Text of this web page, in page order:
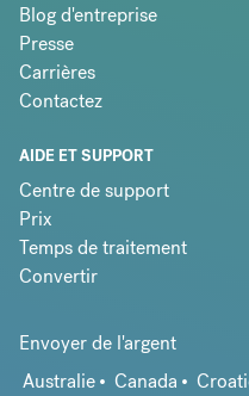
Blog d'entreprise
Presse
Carrières
Contactez
AIDE ET SUPPORT
Centre de support
Prix
Temps de traitement
Convertir
Envoyer de l'argent
Australie
Canada